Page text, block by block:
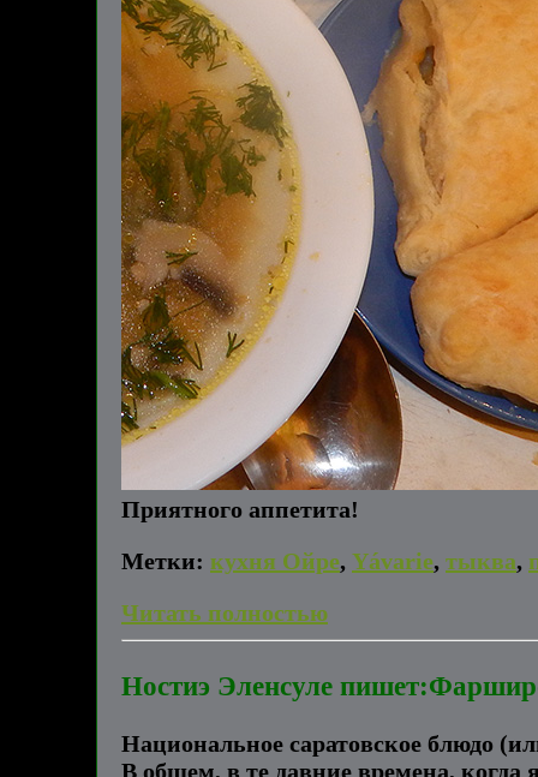
Приятного аппетита!
Метки: кухня Ойре, Yávarie, тыква,
Читать полностью
Ностиэ Эленсуле
Национальное саратовское блюдо
В общем, в те давние времена, когда